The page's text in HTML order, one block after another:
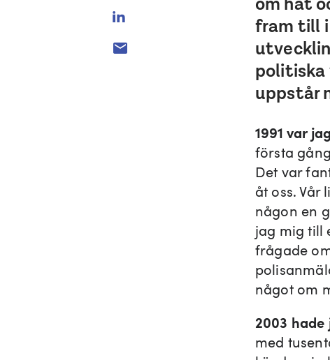
om hat
fram till i
politiska
uppstår
1991 var
första
Det var
åt oss.
någon en
jag mig till
frågade
något om
2003
med